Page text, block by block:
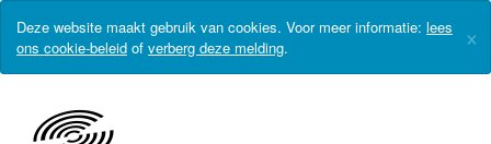
Deze website maakt gebruik van cookies. Voor meer informatie: lees
ons cookie-beleid of verberg deze melding. ×